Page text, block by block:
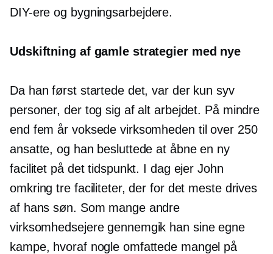
DIY-ere og bygningsarbejdere.
Udskiftning af gamle strategier med nye
Da han først startede det, var der kun syv
personer, der tog sig af alt arbejdet. På mindre
end fem år voksede virksomheden til over 250
ansatte, og han besluttede at åbne en ny
facilitet på det tidspunkt. I dag ejer John
omkring tre faciliteter, der for det meste drives
af hans søn. Som mange andre
virksomhedsejere gennemgik han sine egne
kampe, hvoraf nogle omfattede mangel på